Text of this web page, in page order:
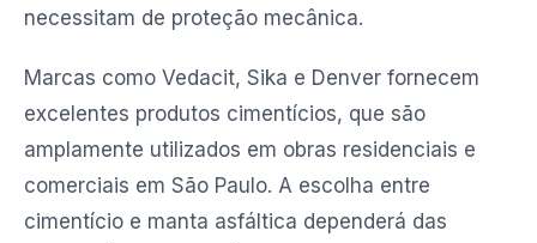
necessitam de proteção mecânica.
Marcas como Vedacit, Sika e Denver fornecem
excelentes produtos cimentícios, que são
amplamente utilizados em obras residenciais e
comerciais em São Paulo. A escolha entre
cimentício e manta asfáltica dependerá das